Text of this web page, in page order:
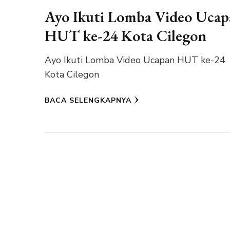
Ayo Ikuti Lomba Video
HUT ke-24 Kota Cilegon
Ayo Ikuti Lomba Video Ucapan HUT ke-24
Kota Cilegon
BACA SELENGKAPNYA